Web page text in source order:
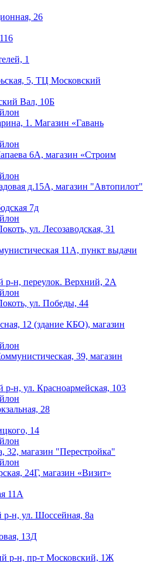
26
1
5, ТЦ Московский
Вал, 10Б
1. Магазин «Гавань
6А, магазин «Строим
д.15А, магазин "Автопилот"
7д
ул. Лесозаводская, 31
11А, пункт выдачи
р-н, переулок. Верхний, 2А
ул. Победы, 44
12 (здание КБО), магазин
39, магазин
р-н, ул. Красноармейская, 103
28
14
32, магазин "Перестройка"
24Г, магазин «Визит»
11А
р-н, ул. Шоссейная, 8а
13Д
р-н, пр-т Московский, 1Ж